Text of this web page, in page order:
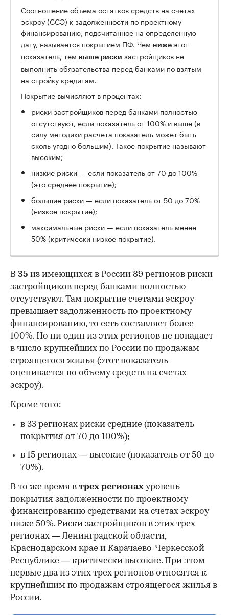
Соотношение объема остатков средств на счетах
эскроу (ССЭ) к задолженности по проектному
финансированию, подсчитанное на определенную
дату, называется покрытием ПФ. Чем ниже этот
показатель, тем выше риски застройщиков не
выполнить обязательства перед банками по взятым
на стройку кредитам.
Покрытие вычисляют в процентах:
риски застройщиков перед банками полностью
отсутствуют, если показатель от 100% и выше (в
силу методики расчета показатель может быть
сколь угодно большим). Такое покрытие называют
высоким;
низкие риски — если показатель от 70 до 100%
(это среднее покрытие);
большие риски — если показатель от 50 до 70%
(низкое покрытие);
максимальные риски — если показатель менее
50% (критически низкое покрытие).
00:00 / 00:00
В 35 из имеющихся в России 89 регионов риски
застройщиков перед банками полностью
отсутствуют. Там покрытие счетами эскроу
превышает задолженность по проектному
финансированию, то есть составляет более
100%. Но ни один из этих регионов не попадает
в число крупнейших по России по продажам
строящегося жилья (этот показатель
оценивается по объему средств на счетах
эскроу).
Кроме того:
в 33 регионах риски средние (показатель
покрытия от 70 до 100%);
в 15 регионах — высокие (показатель от 50 до
70%).
В то же время в трех регионах уровень
покрытия задолженности по проектному
финансированию средствами на счетах эскроу
ниже 50%. Риски застройщиков в этих трех
регионах — Ленинградской области,
Краснодарском крае и Карачаево-Черкесской
Республике — критически высокие. При этом
первые два из этих трех регионов относятся к
крупнейшим по продажам строящегося жилья в
России.